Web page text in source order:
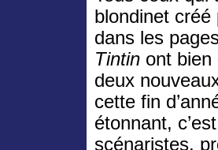
blondinet
dans les
Tintin ont bien
deux
cette fin
étonnant,
scénaristes,